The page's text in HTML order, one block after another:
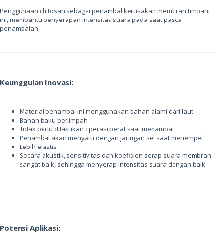
Penggunaan chitosan sebagai penambal kerusakan membran timpani
ini, membantu penyerapan intensitas suara pada saat pasca
penambalan.
Keunggulan Inovasi:
Material penambal ini menggunakan bahan alami dari laut
Bahan baku berlimpah
Tidak perlu dilakukan operasi berat saat menambal
Penambal akan menyatu dengan jaringan sel saat menempel
Lebih elastis
Secara akustik, sensitivitas dan koefisien serap suara membran
sangat baik, sehingga menyerap intensitas suara dengan baik
Potensi Aplikasi: